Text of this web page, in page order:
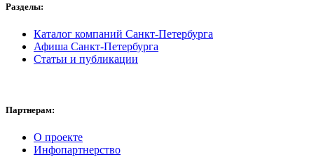
Разделы:
Каталог компаний Санкт-Петербурга
Афиша Санкт-Петербурга
Статьи и публикации
Партнерам:
О проекте
Инфопартнерство